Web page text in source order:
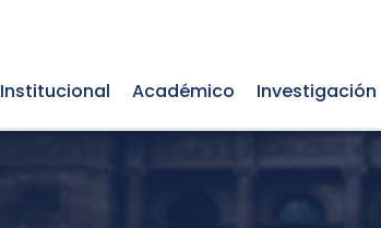
Institucional Académico Investigación